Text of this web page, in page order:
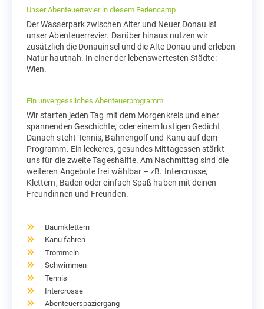
Unser Abenteuerrevier in diesem Feriencamp
Der Wasserpark zwischen Alter und Neuer Donau ist
unser Abenteuerrevier. Darüber hinaus nutzen wir
zusätzlich die Donauinsel und die Alte Donau und erleben
Natur hautnah. In einer der lebenswertesten Städte:
Wien.
Ein unvergessliches Abenteuerprogramm
Wir starten jeden Tag mit dem Morgenkreis und einer
spannenden Geschichte, oder einem lustigen Gedicht.
Danach steht Tennis, Bahnengolf und Kanu auf dem
Programm. Ein leckeres, gesundes Mittagessen stärkt
uns für die zweite Tageshälfte. Am Nachmittag sind die
weiteren Angebote frei wählbar – zB. Intercrosse,
Klettern, Baden oder einfach Spaß haben mit deinen
Freundinnen und Freunden.
Baumklettern
Kanu fahren
Trommeln
Schwimmen
Tennis
Intercrosse
Abenteuerspaziergang